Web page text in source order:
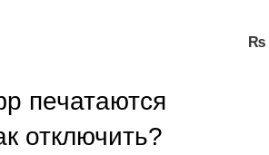
₨
печатаются
отключить?